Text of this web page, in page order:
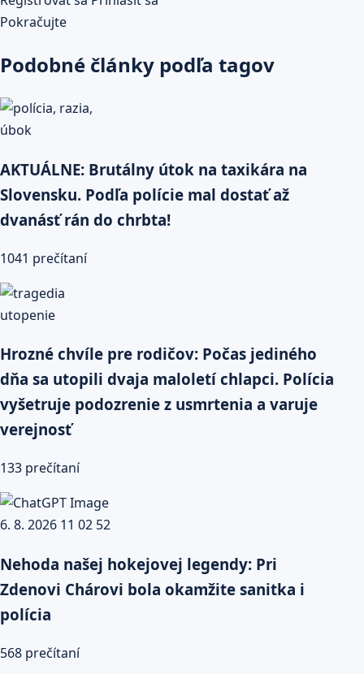
Pokračujte
Podobné články podľa tagov
AKTUÁLNE: Brutálny útok na taxikára na
Slovensku. Podľa polície mal dostať až
dvanásť rán do chrbta!
1041 prečítaní
Hrozné chvíle pre rodičov: Počas jediného
dňa sa utopili dvaja maloletí chlapci. Polícia
vyšetruje podozrenie z usmrtenia a varuje
verejnosť
133 prečítaní
Nehoda našej hokejovej legendy: Pri
Zdenovi Chárovi bola okamžite sanitka i
polícia
568 prečítaní